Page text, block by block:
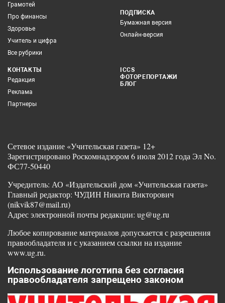
Грамотей
Про финансы
Здоровье
Учитель и цифра
Все рубрики
ПОДПИСКА
Бумажная версия
Онлайн-версия
КОНТАКТЫ
Редакция
Реклама
Партнеры
ICCS
ФОТОРЕПОРТАЖИ
БЛОГ
Сетевое издание «Учительская газета» 12+
Зарегистрировано Роскомнадзором 6 июля 2012 года Эл No.
ФС77-50440
Учредитель: АО «Издательский дом «Учительская газета»
Главный редактор: ЧУДИН Никита Викторович
(nikvik87@mail.ru)
Адрес электронной почты редакции: ug@ug.ru
Любое копирование материалов допускается с разрешения
правообладателя и с указанием ссылки на издание
www.ug.ru.
Использование логотипа без согласия
правообладателя запрещено законом